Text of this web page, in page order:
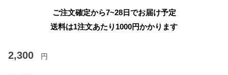
ご注文確定から7~28日でお届け予定
送料は1注文あたり 1000円かかります
2,300 円